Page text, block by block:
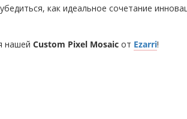
как идеальное сочетание
нашей Custom Pixel Mosaic от Ezarri!